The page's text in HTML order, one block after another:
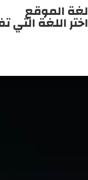
لغة الموقع
اختر اللغة